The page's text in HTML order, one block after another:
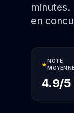
minutes.
en
NOTE
MOYENNE
4.9/5